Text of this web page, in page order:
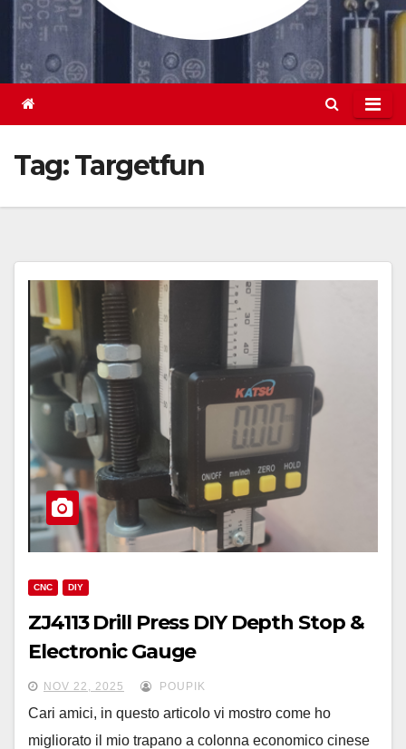
Tag:Targetfun
CNC DIY
ZJ4113 Drill Press DIY Depth Stop &
Electronic Gauge
NOV 22, 2025 POUPIK
Cari amici, in questo articolo vi mostro come ho
migliorato il mio trapano a colonna economico cinese